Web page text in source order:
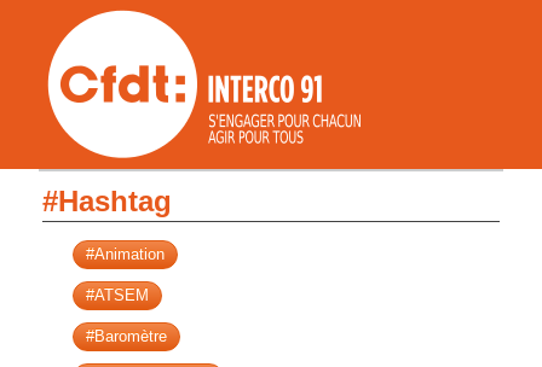
#Hashtag
#Animation
#ATSEM
#Baromètre